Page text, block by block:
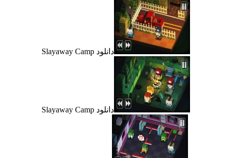
دانلود Slayaway Camp
دانلود Slayaway Camp